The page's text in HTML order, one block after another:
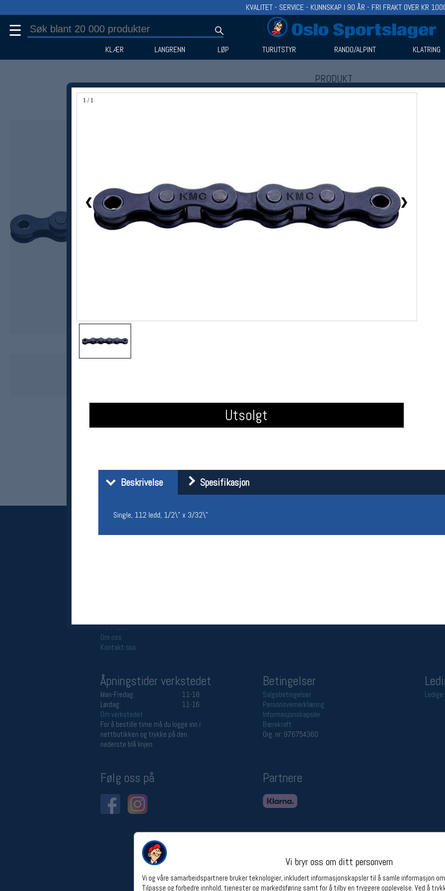
1 / 1
❮ ❯
Utsolgt
Beskrivelse Spesifikasjon
Single, 112 ledd, 1/2\" x 3/32\"
Vi bryr oss om ditt personvern
Vi og våre samarbeidspartnere bruker teknologier, inkludert informasjonskapsler til å samle informasjon
Tilpasse og forbedre innhold, tjenester og markedsføring samt for å tilby en tryggere opplevelse. Ved å
KVALITET - SERVICE - KUNNSKAP I 90 ÅR - FRI FRAKT OVER KR
☰
KLÆR LANGRENN LØP TURUTSTYR RANDO/ALPINT KLATRING
PRODUKT
Produkter (1)
KMC
Vis i kart
Om oss
Kontakt oss
Åpningstider verkstedet
Man-Fredag:
11-18
Lørdag:
11-16
Om verkstedet
For å bestille time må du logge inn i
nettbutikken og trykke på den
nederste blå linjen
Betingelser
Salgsbetingelser
Personsvernerklæring
Informasjonskapsler
Bærekraft
Org. nr: 976754360
Følg oss på Partnere